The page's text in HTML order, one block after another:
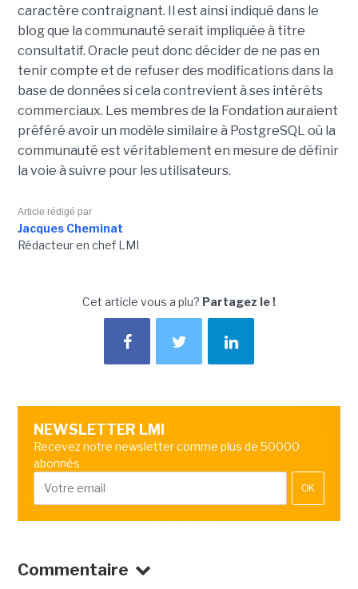
caractère contraignant. Il est ainsi indiqué dans le
blog que la communauté serait impliquée à titre
consultatif. Oracle peut donc décider de ne pas en
tenir compte et de refuser des modifications dans la
base de données si cela contrevient à ses intérêts
commerciaux. Les membres de la Fondation auraient
préféré avoir un modèle similaire à PostgreSQL où la
communauté est véritablement en mesure de définir
la voie à suivre pour les utilisateurs.
Article rédigé par
Jacques Cheminat
Rédacteur en chef LMI
Cet article vous a plu? Partagez le !
NEWSLETTER LMI
Recevez notre newsletter comme plus de 50000
abonnés
OK
Commentaire